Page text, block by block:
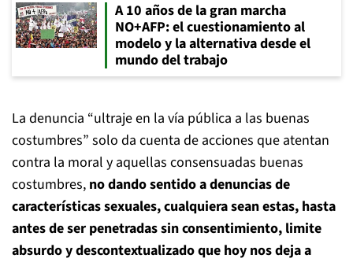
A 10 años de la gran marcha
NO+AFP: el cuestionamiento al
modelo y la alternativa desde el
mundo del trabajo
La denuncia “ultraje en la vía pública a las buenas
costumbres” solo da cuenta de acciones que atentan
contra la moral y aquellas consensuadas buenas
costumbres, no dando sentido a denuncias de
características sexuales, cualquiera sean estas, hasta
antes de ser penetradas sin consentimiento, limite
absurdo y descontextualizado que hoy nos deja a